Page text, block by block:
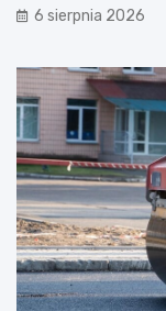
6 sierpnia 2026